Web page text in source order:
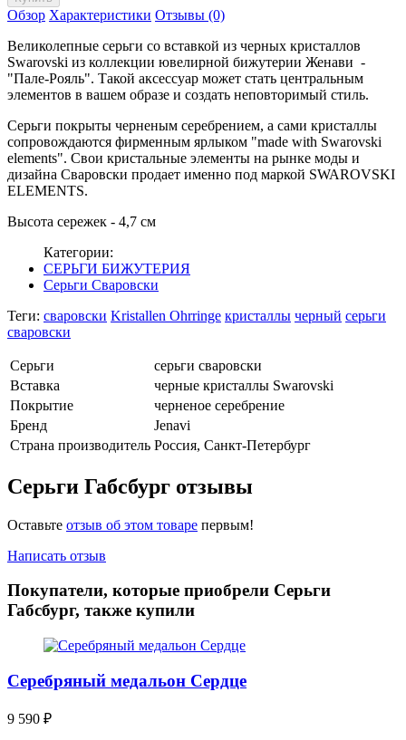
Обзор Характеристики Отзывы (0)
Великолепные серьги со вставкой из черных кристаллов
Swarovski из коллекции ювелирной бижутерии Женави -
"Пале-Рояль". Такой аксессуар может стать центральным
элементов в вашем образе и создать неповторимый стиль.
Серьги покрыты черненым серебрением, а сами кристаллы
сопровождаются фирменным ярлыком "made with Swarovski
elements". Свои кристальные элементы на рынке моды и
дизайна Сваровски продает именно под маркой SWAROVSKI
ELEMENTS.
Высота сережек - 4,7 см
Категории:
СЕРЬГИ БИЖУТЕРИЯ
Серьги Сваровски
Теги: сваровски Kristallen Ohrringe кристаллы черный серьги
сваровски
Серьги
серьги сваровски
Вставка
черные кристаллы Swarovski
Покрытие
черненое серебрение
Бренд
Jenavi
Страна производитель Россия, Санкт-Петербург
Серьги Габсбург отзывы
Оставьте отзыв об этом товаре первым!
Написать отзыв
Покупатели, которые приобрели Серьги
Габсбург, также купили
Серебряный медальон Сердце
9 590 ₽